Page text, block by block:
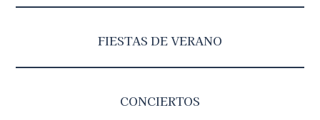
FIESTAS DE VERANO
CONCIERTOS